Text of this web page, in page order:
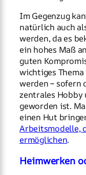
Im Gegenzug
natürlich auch
werden, da es
ein hohes Maß
guten
wichtiges
werden – sofern
zentrales Hobby
geworden ist.
einen Hut
Arbeitsmodelle,
ermöglichen.
Heimwerken